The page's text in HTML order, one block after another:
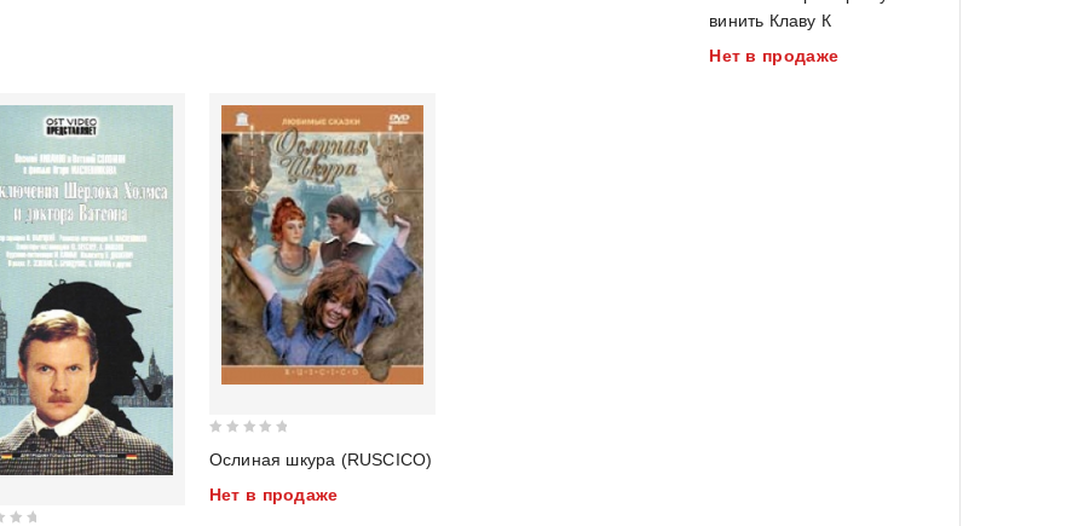
of
5
винить Клаву К
Нет в продаже
of
Ослиная шкура (RUSCICO)
Нет в продаже